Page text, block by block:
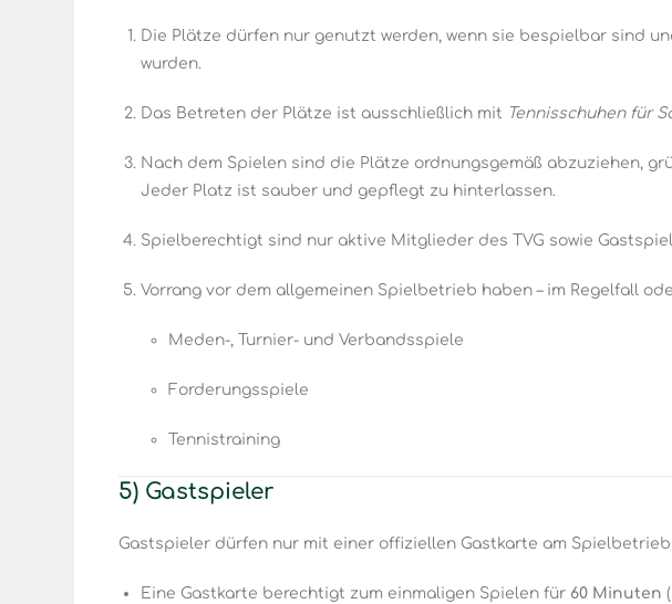
Die Plätze dürfen nur genutzt werden, wenn sie bespielbar sind
wurden.
Das Betreten der Plätze ist ausschließlich mit Tennisschuhen für
Nach dem Spielen sind die Plätze ordnungsgemäß abzuziehen,
Jeder Platz ist sauber und gepflegt zu hinterlassen.
Spielberechtigt sind nur aktive Mitglieder des TVG sowie
Vorrang vor dem allgemeinen Spielbetrieb haben – im Regelfall
Meden-, Turnier- und Verbandsspiele
Forderungsspiele
Tennistraining
5) Gastspieler
Gastspieler dürfen nur mit einer offiziellen Gastkarte am
Eine Gastkarte berechtigt zum einmaligen Spielen für 60 Minuten